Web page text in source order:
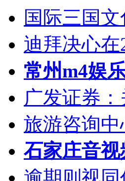
国际三国
迪拜决心
常州m4娱
广发证券
旅游咨询
石家庄音